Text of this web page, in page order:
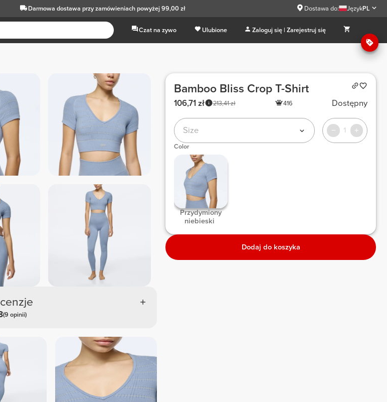
Darmowa dostawa przy zamówieniach powyżej 99,00 zł Dostawa do: JęzykPL
Czat na zywo Ulubione Zaloguj się | Zarejestruj się
(9 opinii)
Bamboo Bliss Crop T-Shirt
213,41 zł
106,71 zł 416 Dostępny
Size 1
Color
Przydymiony
niebieski
Dodaj do koszyka